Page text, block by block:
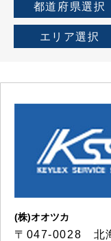
都道府県選択
エリア選択
(株)オオツカ
〒047-0028 北